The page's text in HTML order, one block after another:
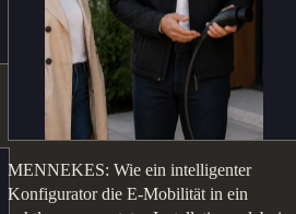
MENNEKES: Wie ein intelligenter
Konfigurator die E-Mobilität in ein